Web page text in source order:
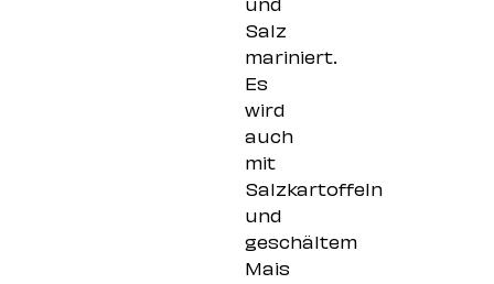
Salz
mariniert.
Es
wird
auch
mit
Salzkartoffeln
und
geschältem
Mais